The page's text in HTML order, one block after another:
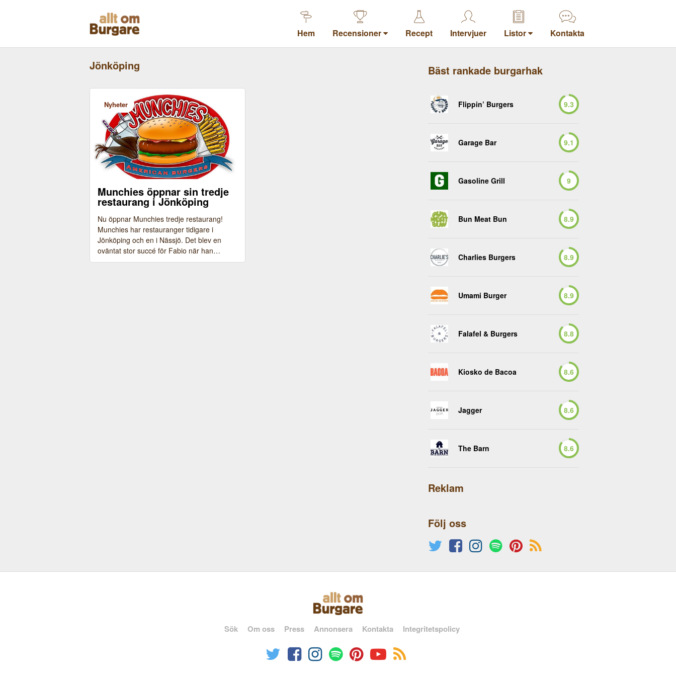
Hem Recensioner Recept Intervjuer Listor Kontakta
Jönköping
Nyheter
Munchies öppnar sin tredje
restaurang i Jönköping
Nu öppnar Munchies tredje restaurang!
Munchies har restauranger tidigare i
Jönköping och en i Nässjö. Det blev en
oväntat stor succé för Fabio när han…
Bäst rankade burgarhak
Flippin’ Burgers 9.3
Garage Bar 9.1
Gasoline Grill 9
Bun Meat Bun 8.9
Charlies Burgers 8.9
Umami Burger 8.9
Falafel & Burgers 8.8
Kiosko de Bacoa 8.6
Jagger 8.6
The Barn 8.6
Reklam
Följ oss
Sök Om oss Press Annonsera Kontakta Integritetspolicy